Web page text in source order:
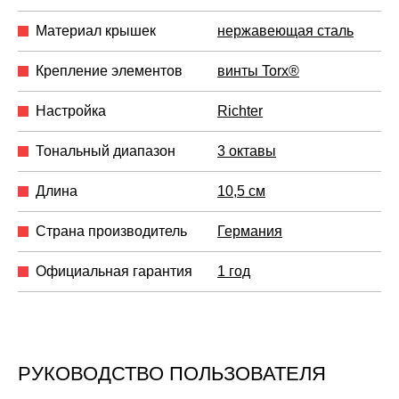
Материал крышек нержавеющая сталь
Крепление элементов винты Torx®
Настройка Richter
Тональный диапазон 3 октавы
Длина 10,5 см
Страна производитель Германия
Официальная гарантия 1 год
РУКОВОДСТВО ПОЛЬЗОВАТЕЛЯ